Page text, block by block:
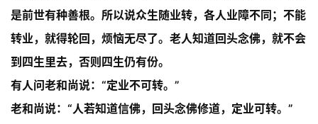
是前世有种善根。所以说众生随业转，各人业障不同；不能
转业，就得轮回，烦恼无尽了。老人知道回头念佛，就不会
到四生里去，否则四生仍有份。
有人问老和尚说：“定业不可转。”
老和尚说：“人若知道信佛，回头念佛修道，定业可转。 ”